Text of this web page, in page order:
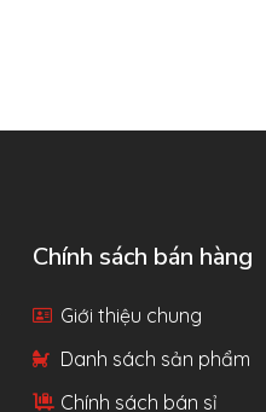
Chính sách bán hàng
Giới thiệu chung
Danh sách sản phẩm
Chính sách bán sỉ